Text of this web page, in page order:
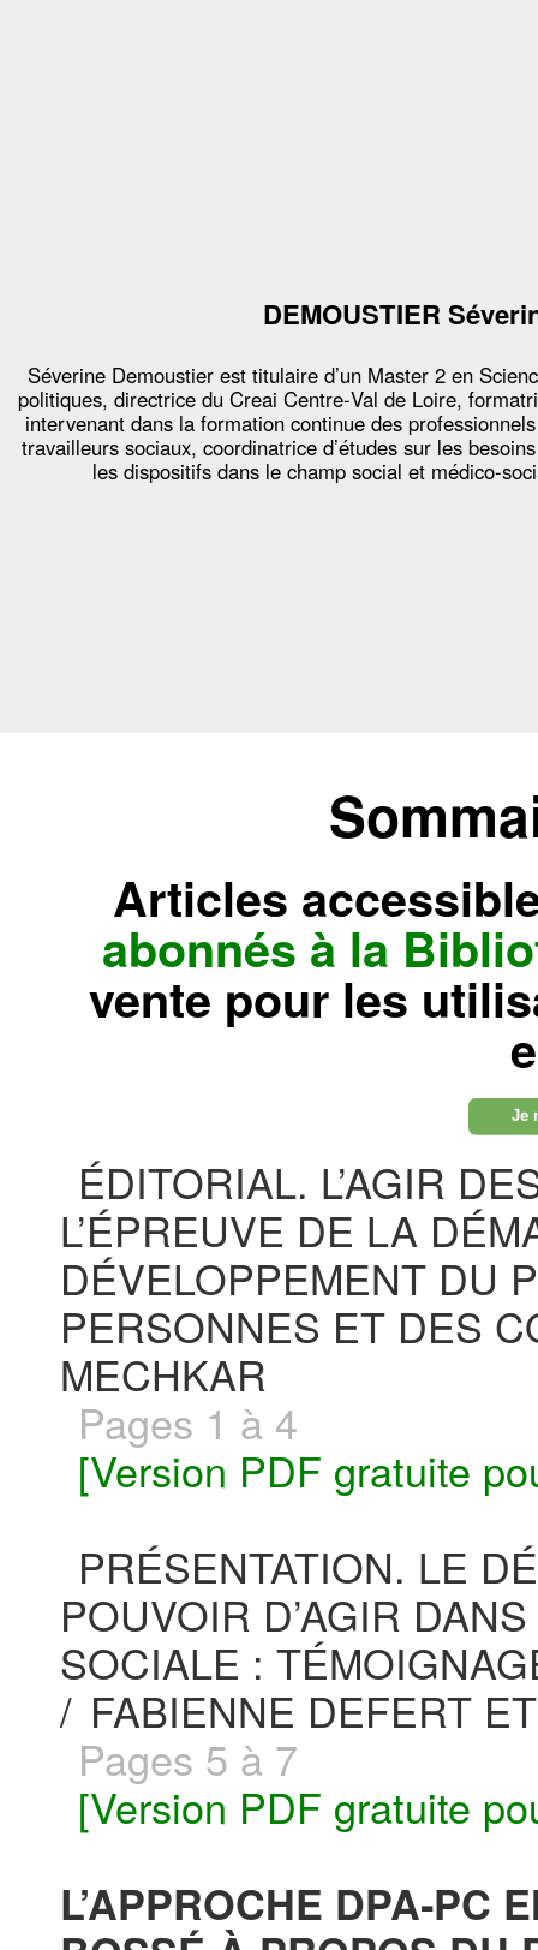
DEMOUSTIER
Séverine Demoustier est titulaire d’un Master 2 en
politiques, directrice du Creai Centre‐Val de Loire,
intervenant dans la formation continue des
travailleurs sociaux, coordinatrice d’études sur les
les dispositifs dans le champ social et
Articles
abonnés à la
vente pour les
Je
ÉDITORIAL. L’AGIR
L’ÉPREUVE DE LA
DÉVELOPPEMENT DU
PERSONNES ET DES
MECHKAR
Pages 1 à 4
[Version PDF gratuite
PRÉSENTATION. LE
POUVOIR D’AGIR
SOCIALE :
/ FABIENNE DEFERT
Pages 5 à 7
[Version PDF gratuite
L’APPROCHE DPA‐PC